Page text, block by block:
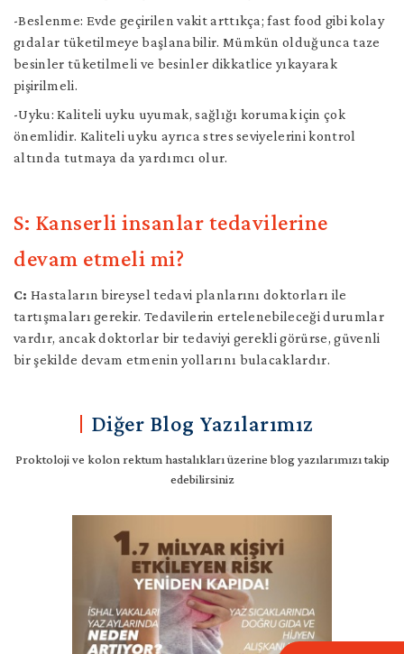
-Beslenme: Evde geçirilen vakit arttıkça; fast food gibi kolay
gıdalar tüketilmeye başlanabilir. Mümkün olduğunca taze
besinler tüketilmeli ve besinler dikkatlice yıkayarak
pişirilmeli.
-Uyku: Kaliteli uyku uyumak, sağlığı korumak için çok
önemlidir. Kaliteli uyku ayrıca stres seviyelerini kontrol
altında tutmaya da yardımcı olur.
S: Kanserli insanlar tedavilerine
devam etmeli mi?
C: Hastaların bireysel tedavi planlarını doktorları ile
tartışmaları gerekir. Tedavilerin ertelenebileceği durumlar
vardır, ancak doktorlar bir tedaviyi gerekli görürse, güvenli
bir şekilde devam etmenin yollarını bulacaklardır.
Diğer Blog Yazılarımız
Proktoloji ve kolon rektum hastalıkları üzerine blog yazılarımızı takip
edebilirsiniz